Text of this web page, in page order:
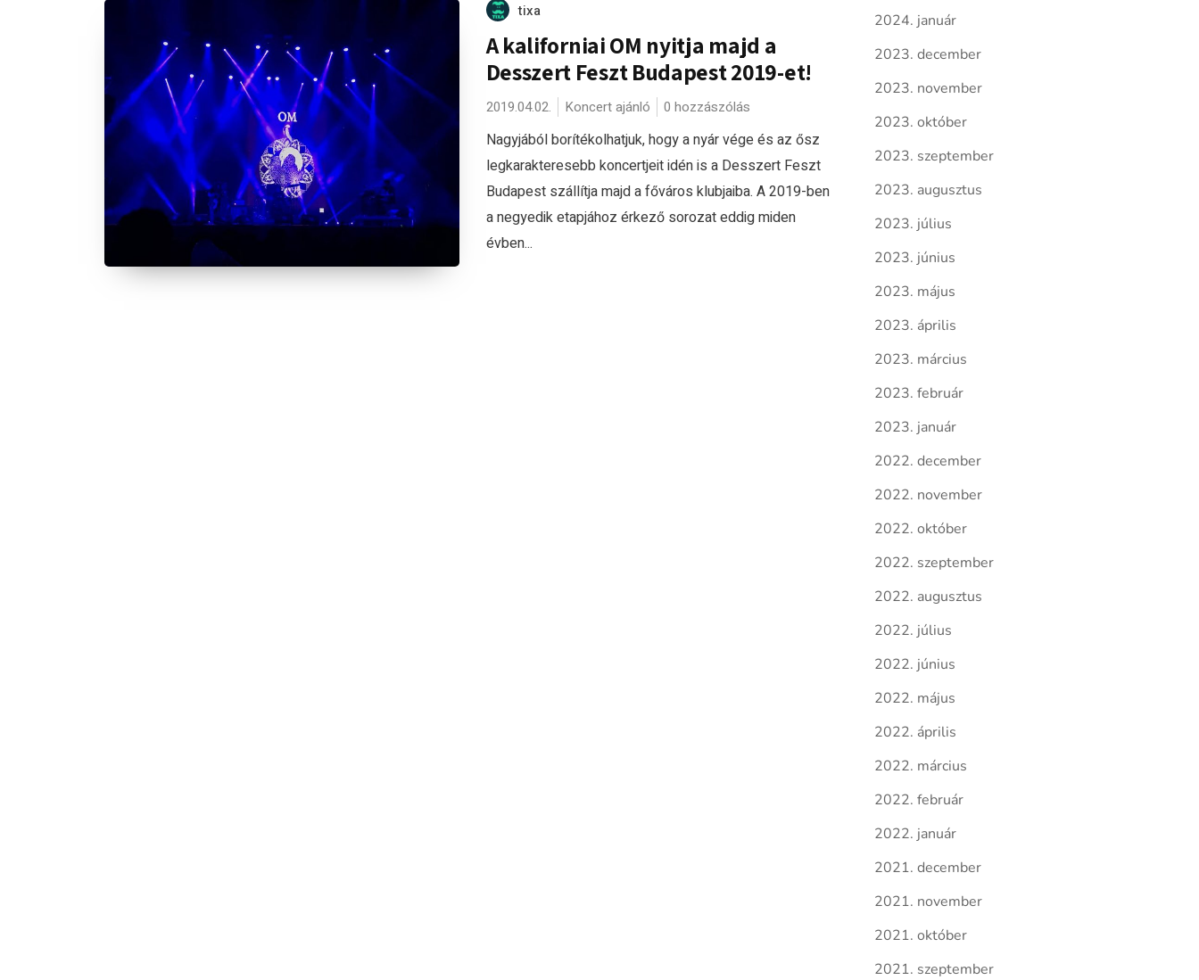
tixa
A kaliforniai OM nyitja majd a
Desszert Feszt Budapest 2019-et!
2019.04.02. Koncert ajánló 0 hozzászólás
Nagyjából borítékolhatjuk, hogy a nyár vége és az ősz
legkarakteresebb koncertjeit idén is a Desszert Feszt
Budapest szállítja majd a főváros klubjaiba. A 2019-ben
a negyedik etapjához érkező sorozat eddig miden
évben...
2024. január
2023. december
2023. november
2023. október
2023. szeptember
2023. augusztus
2023. július
2023. június
2023. május
2023. április
2023. március
2023. február
2023. január
2022. december
2022. november
2022. október
2022. szeptember
2022. augusztus
2022. július
2022. június
2022. május
2022. április
2022. március
2022. február
2022. január
2021. december
2021. november
2021. október
2021. szeptember